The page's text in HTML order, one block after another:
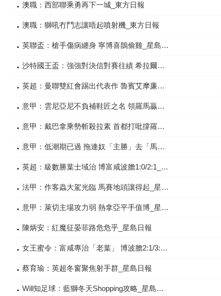
澳職：西部聯乘勇再下一城_東方日報
澳職：獅吼冇鬥志讓唔起噴射機_東方日報
英聯盃：槍手傷病纏身 寧博喜鵲偷雞_星島日報
沙特國王盃：強強對決信對賽往績 希拉爾地頭讓「德」起_星島日報
英超：曼聯雙紅會踢出代表作 魯賓艾摩廉唔介意做醜人_星島日報
意甲：雲尼亞尼不負補鞋匠之名 領羅馬贏拉素 仲做首都打吡之王_星島日報
意甲：戴巴拿乘勢斬殺拉素 首都打吡撐羅馬_星島日報
意甲：低潮期已過 拖連奴「主勝」去「馬」_星島日報
英超：級數勝葉士域治 博富咸波膽1:0/2:1_星島日報
法甲：作客蟲大駕光臨 馬賽地頭讓得起_星島日報
意甲：萊切主場攻力弱 熱拿亞平手值博_星島日報
陳炳安：紅魔征晏菲路危危乎_星島日報
女王蜜令：富咸專治「老葉」 博波膽2:1/3:1_星島日報
蔡育瑜：英超冬窗聚焦射手群_星島日報
Will知足球：藍獅冬天Shopping攻略_星島日報